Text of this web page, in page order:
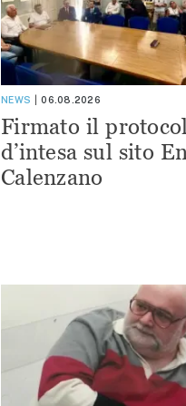
NEWS 06.08.2026
Firmato il
d’intesa sul sito
Calenzano